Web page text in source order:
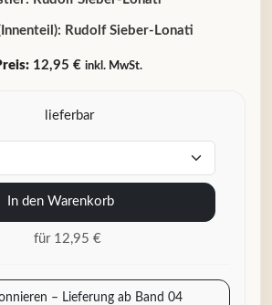
Rudolf Sieber-Lonati
12,95 € inkl. MwSt.
lieferbar
In den Warenkorb
für 12,95 €
– Lieferung ab Band 04